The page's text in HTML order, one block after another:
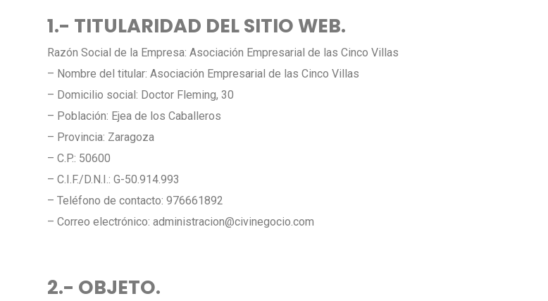
1.- TITULARIDAD DEL SITIO WEB.
Razón Social de la Empresa: Asociación Empresarial de las Cinco Villas
– Nombre del titular: Asociación Empresarial de las Cinco Villas
– Domicilio social: Doctor Fleming, 30
– Población: Ejea de los Caballeros
– Provincia: Zaragoza
– C.P.: 50600
– C.I.F./D.N.I.: G-50.914.993
– Teléfono de contacto: 976661892
– Correo electrónico: administracion@civinegocio.com
2.- OBJETO.